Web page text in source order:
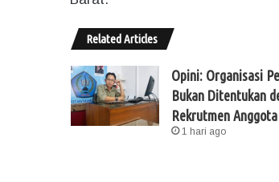
Related Articles
Opini: Organisasi
Bukan Ditentukan
Rekrutmen Anggota
1 hari ago